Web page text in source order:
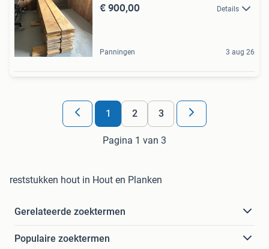
€ 900,00 Details
Panningen 3 aug 26
1 2 3
Pagina 1 van 3
reststukken hout in Hout en Planken
Gerelateerde zoektermen
Populaire zoektermen